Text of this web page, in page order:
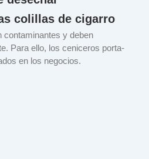
colillas de cigarro
contaminantes y deben
Para ello, los ceniceros porta-
en los negocios.